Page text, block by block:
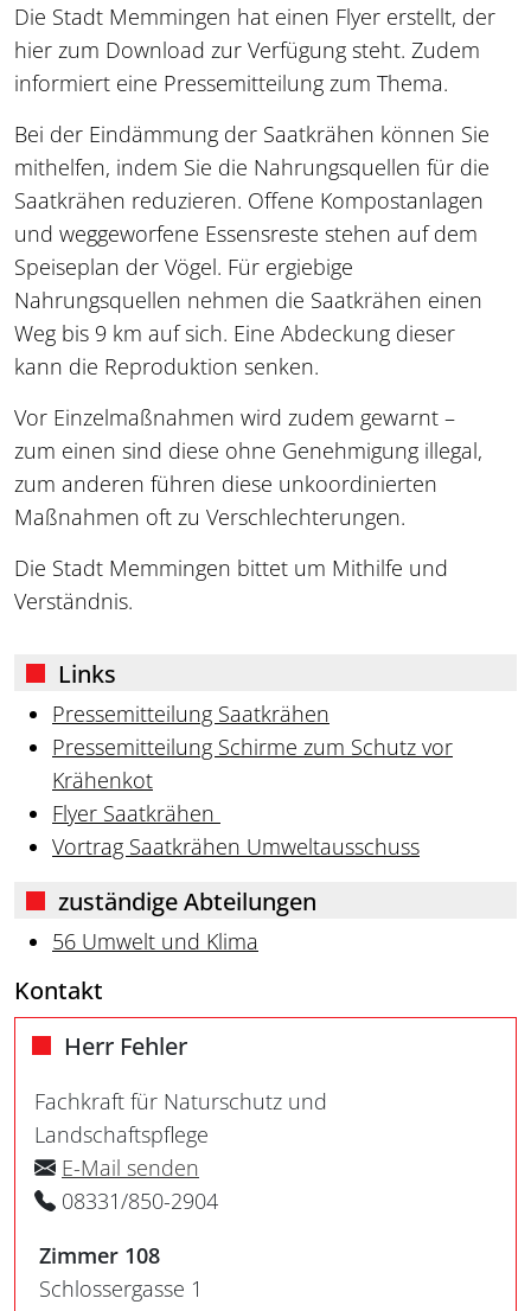
Die Stadt Memmingen hat einen Flyer erstellt, der
hier zum Download zur Verfügung steht. Zudem
informiert eine Pressemitteilung zum Thema.
Bei der Eindämmung der Saatkrähen können Sie
mithelfen, indem Sie die Nahrungsquellen für die
Saatkrähen reduzieren. Offene Kompostanlagen
und weggeworfene Essensreste stehen auf dem
Speiseplan der Vögel. Für ergiebige
Nahrungsquellen nehmen die Saatkrähen einen
Weg bis 9 km auf sich. Eine Abdeckung dieser
kann die Reproduktion senken.
Vor Einzelmaßnahmen wird zudem gewarnt –
zum einen sind diese ohne Genehmigung illegal,
zum anderen führen diese unkoordinierten
Maßnahmen oft zu Verschlechterungen.
Die Stadt Memmingen bittet um Mithilfe und
Verständnis.
Links
Pressemitteilung Saatkrähen
Pressemitteilung Schirme zum Schutz vor
Krähenkot
Flyer Saatkrähen
Vortrag Saatkrähen Umweltausschuss
zuständige Abteilungen
56 Umwelt und Klima
Kontakt
Herr Fehler
Fachkraft für Naturschutz und
Landschaftspflege
E-Mail senden
08331/850-2904
Zimmer 108
Schlossergasse 1